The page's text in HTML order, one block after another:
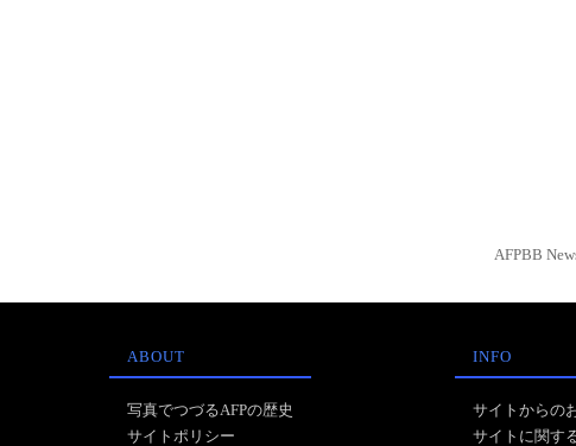
AFPBB
ABOUT
写真でつづるAFPの歴史
サイトポリシー
INFO
サイトからの
サイトに関す